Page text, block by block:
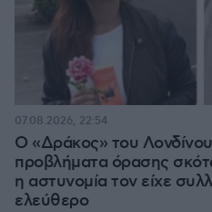
Ο «Δράκος» του
προβλήματα όρασης
η αστυνομία τον είχε
ελεύθερο
07.08.2026, 22:54